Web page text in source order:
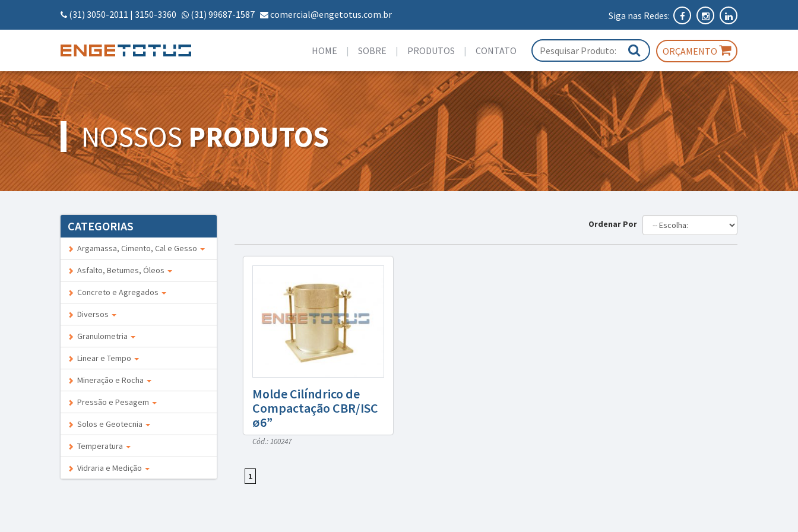
(31) 3050-2011 | 3150-3360 (31) 99687-1587 comercial@engetotus.com.br Siga nas Redes:
HOME SOBRE PRODUTOS CONTATO ORÇAMENTO
NOSSOSPRODUTOS
CATEGORIAS
Argamassa, Cimento, Cal e Gesso
Asfalto, Betumes, Óleos
Concreto e Agregados
Diversos
Granulometria
Linear e Tempo
Mineração e Rocha
Pressão e Pesagem
Solos e Geotecnia
Temperatura
Vidraria e Medição
Ordenar Por
Molde Cilíndrico de
Compactação CBR/ISC
ø6”
Cód.: 100247
1